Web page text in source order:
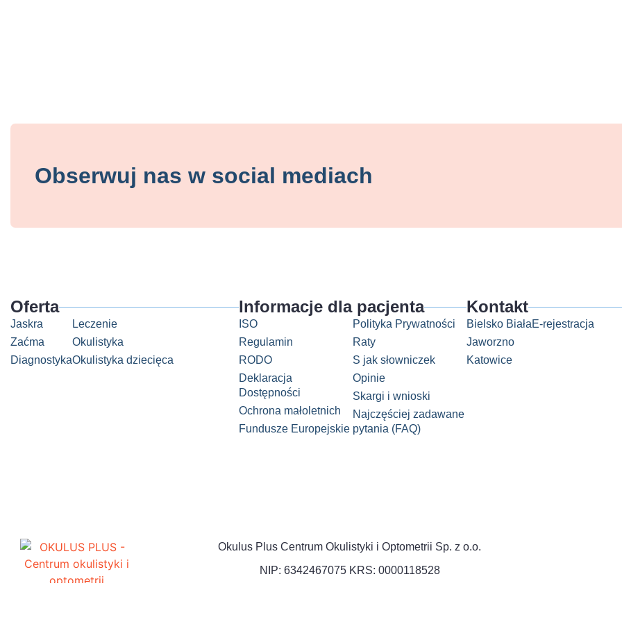
Obserwuj nas w social mediach
Oferta
Jaskra
Zaćma
Diagnostyka
Leczenie
Okulistyka
Okulistyka dziecięca
Informacje dla pacjenta
ISO
Regulamin
RODO
Deklaracja
Dostępności
Ochrona małoletnich
Fundusze Europejskie
Polityka Prywatności
Raty
S jak słowniczek
Opinie
Skargi i wnioski
Najczęściej zadawane
pytania (FAQ)
Kontakt
Bielsko Biała
Jaworzno
Katowice
E-rejestracja
Okulus Plus Centrum Okulistyki i Optometrii Sp. z o.o.
NIP: 6342467075 KRS: 0000118528